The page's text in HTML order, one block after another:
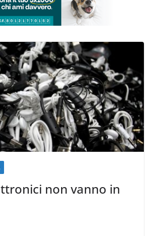
non vanno in